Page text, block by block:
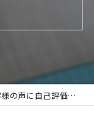
声に自己評価が起きまくる